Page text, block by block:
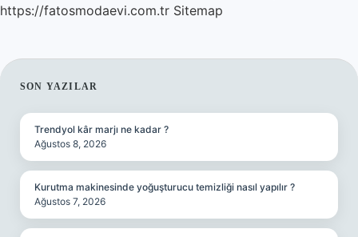
https://fatosmodaevi.com.tr Sitemap
SIDEBAR
SON YAZILAR
Trendyol kâr marjı ne kadar ?
Ağustos 8, 2026
Kurutma makinesinde yoğuşturucu temizliği nasıl yapılır ?
Ağustos 7, 2026